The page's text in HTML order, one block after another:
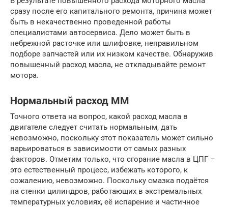
сразу после его капитального ремонта, причина может
быть в некачественно проведенной работы
специалистами автосервиса. Дело может быть в
небрежной расточке или шлифовке, неправильном
подборе запчастей или их низком качестве. Обнаружив
повышенный расход масла, не откладывайте ремонт
мотора.
Нормальный расход ММ
Точного ответа на вопрос, какой расход масла в
двигателе следует считать нормальным, дать
невозможно, поскольку этот показатель может сильно
варьироваться в зависимости от самых разных
факторов. Отметим только, что сгорание масла в ЦПГ –
это естественный процесс, избежать которого, к
сожалению, невозможно. Поскольку смазка подаётся
на стенки цилиндров, работающих в экстремальных
температурных условиях, её испарение и частичное